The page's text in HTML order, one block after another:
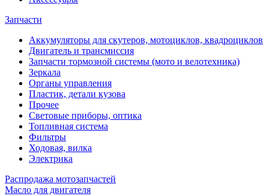
Запчасти
Аккумуляторы для скутеров, мотоциклов, квадроциклов
Двигатель и трансмиссия
Запчасти тормозной системы (мото и велотехника)
Зеркала
Органы управления
Пластик, детали кузова
Прочее
Световые приборы, оптика
Топливная система
Фильтры
Ходовая, вилка
Электрика
Распродажа мотозапчастей
Масло для двигателя